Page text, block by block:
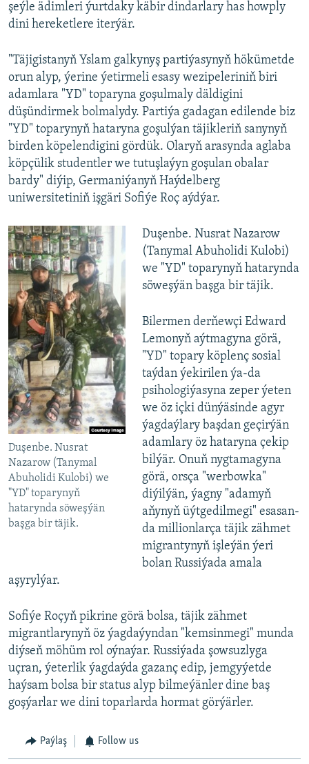
şeýle ädimleri ýurtdaky käbir dindarlary has howply
dini hereketlere iterýär.
"Täjigistanyň Yslam galkynyş partiýasynyň hökümetde
orun alyp, ýerine ýetirmeli esasy wezipeleriniň biri
adamlara "YD" toparyna goşulmaly däldigini
düşündirmek bolmalydy. Partiýa gadagan edilende biz
"YD" toparynyň hataryna goşulýan täjikleriň sanynyň
birden köpelendigini gördük. Olaryň arasynda aglaba
köpçülik studentler we tutuşlaýyn goşulan obalar
bardy" diýip, Germaniýanyň Haýdelberg
uniwersitetiniň işgäri Sofiýe Roç aýdýar.
Duşenbe. Nusrat
Nazarow (Tanymal
Abuholidi Kulobi) we
"YD" toparynyň
hatarynda söweşýän
başga bir täjik.
Duşenbe. Nusrat Nazarow
(Tanymal Abuholidi Kulobi)
we "YD" toparynyň hatarynda
söweşýän başga bir täjik.
Bilermen derňewçi Edward
Lemonyň aýtmagyna görä,
"YD" topary köplenç sosial
taýdan ýekirilen ýa-da
psihologiýasyna zeper ýeten
we öz içki dünýäsinde agyr
ýagdaýlary başdan geçirýän
adamlary öz hataryna çekip
bilýär. Onuň nygtamagyna
görä, orsça "werbowka"
diýilýän, ýagny "adamyň
aňynyň üýtgedilmegi" esasan-
da millionlarça täjik zähmet
migrantynyň işleýän ýeri
bolan Russiýada amala
aşyrylýar.
Sofiýe Roçyň pikrine görä bolsa, täjik zähmet
migrantlarynyň öz ýagdaýyndan "kemsinmegi" munda
diýseň möhüm rol oýnaýar. Russiýada şowsuzlyga
uçran, ýeterlik ýagdaýda gazanç edip, jemgyýetde
haýsam bolsa bir status alyp bilmeýänler dine baş
goşýarlar we dini toparlarda hormat görýärler.
Paýlaş Follow us